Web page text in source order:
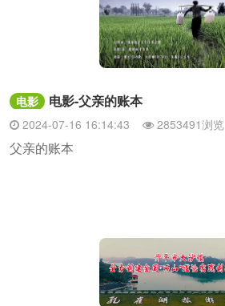
电影 电影-父亲的账本
2024-07-16 16:14:43 2853491浏览
父亲的账本